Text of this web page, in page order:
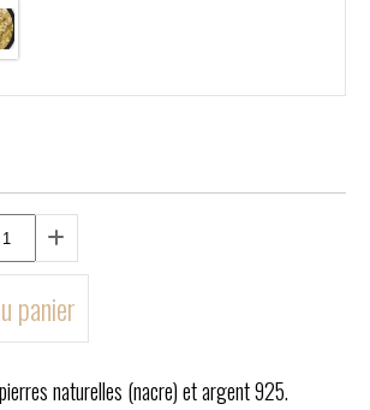
panier
naturelles (nacre) et argent 925.